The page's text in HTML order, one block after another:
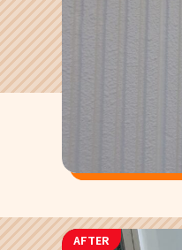
AFTER